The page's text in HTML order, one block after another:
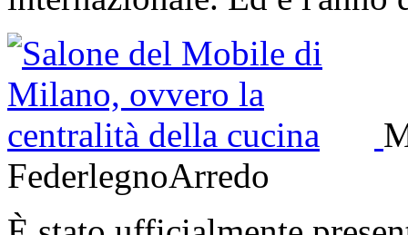
FederlegnoArredo